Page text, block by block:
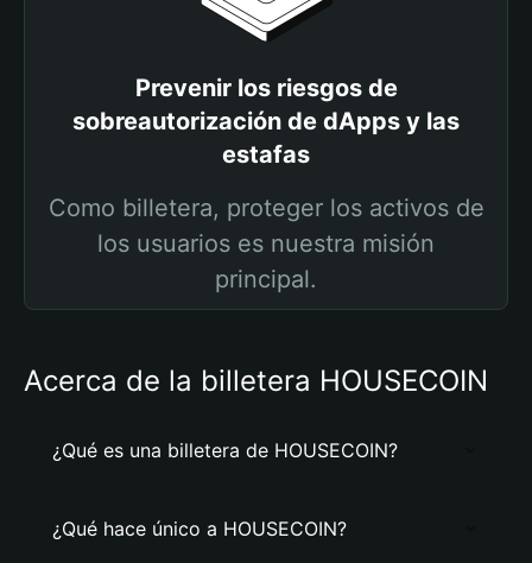
Prevenir los riesgos de
sobreautorización de dApps y las
estafas
Como billetera, proteger los activos de
los usuarios es nuestra misión
principal.
Acerca de la billetera HOUSECOIN
¿Qué es una billetera de HOUSECOIN?
¿Qué hace único a HOUSECOIN?